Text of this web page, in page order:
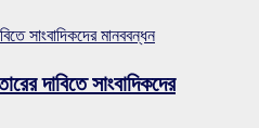
সাংবাদিকদের মানববন্ধন
দাবিতে সাংবাদিকদের